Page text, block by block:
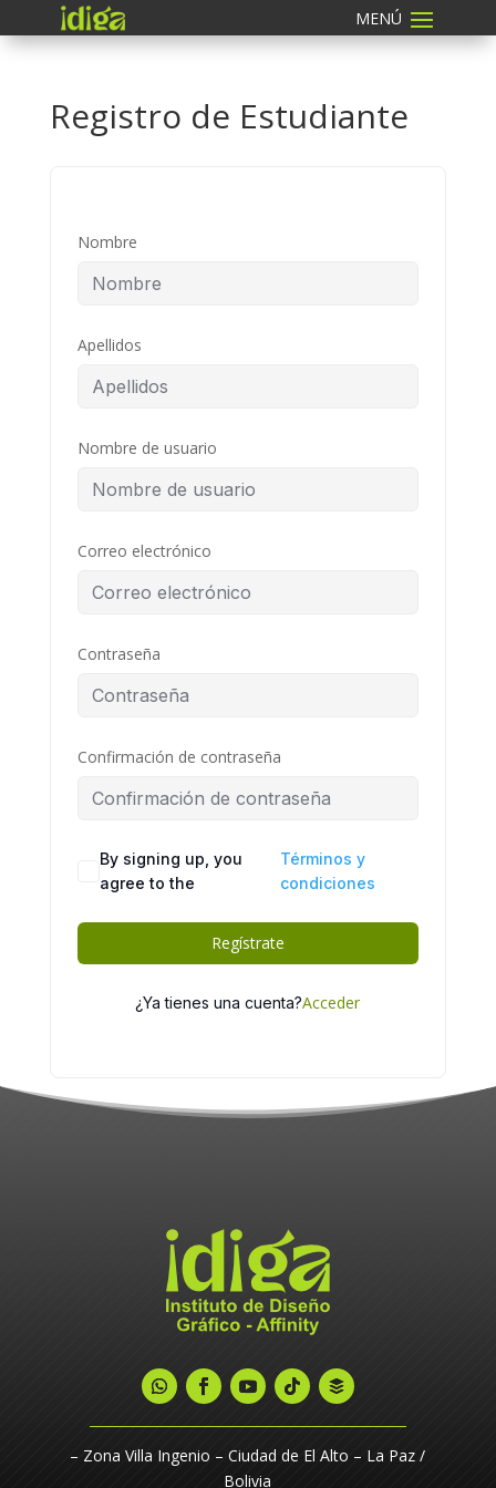
Registro de Estudiante
Nombre
Apellidos
Nombre de usuario
Correo electrónico
Contraseña
Confirmación de contraseña
By signing up, you
agree to the
Términos y
condiciones
Regístrate
¿Ya tienes una cuenta?Acceder
– Zona Villa Ingenio – Ciudad de El Alto – La Paz /
Bolivia